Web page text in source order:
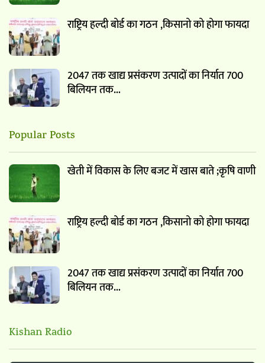
राष्ट्रिय हल्दी बोर्ड का गठन ,किसानो को होगा फायदा
2047 तक खाद्य प्रसंकरण उत्पादों का निर्यात 700
बिलियन तक…
Popular Posts
खेती में विकास के लिए बजट में खास बाते ;कृषि वाणी
राष्ट्रिय हल्दी बोर्ड का गठन ,किसानो को होगा फायदा
2047 तक खाद्य प्रसंकरण उत्पादों का निर्यात 700
बिलियन तक…
Kishan Radio